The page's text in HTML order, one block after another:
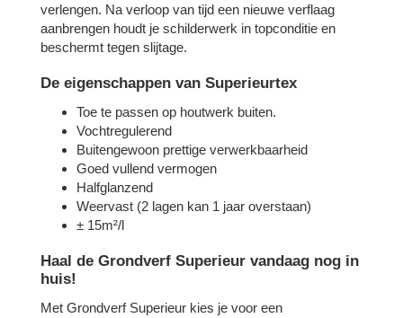
verlengen. Na verloop van tijd een nieuwe verflaag
aanbrengen houdt je schilderwerk in topconditie en
beschermt tegen slijtage.
De eigenschappen van Superieurtex
Toe te passen op houtwerk buiten.
Vochtregulerend
Buitengewoon prettige verwerkbaarheid
Goed vullend vermogen
Halfglanzend
Weervast (2 lagen kan 1 jaar overstaan)
± 15m²/l
Haal de Grondverf Superieur vandaag nog in
huis!
Met Grondverf Superieur kies je voor een